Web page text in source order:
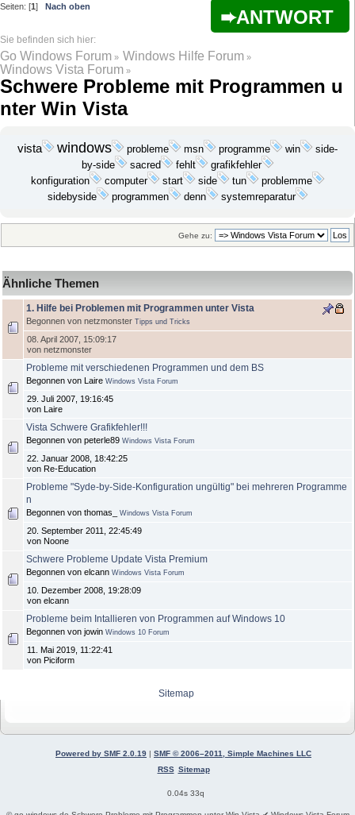
ANTWORT
Seiten: [1] Nach oben
Go Windows Forum » Windows Hilfe Forum »
Windows Vista Forum »
Schwere Probleme mit Programmen u
nter Win Vista
vista windows probleme msn programme win
side-
by-side
sacred fehlt
grafikfehler
konfiguration
computer start side tun
problemme
sidebyside
programmen denn systemreparatur
Gehe zu:
Ähnliche Themen
1. Hilfe bei Problemen mit Programmen unter Vista
Begonnen von netzmonster Tipps und Tricks
08. April 2007, 15:09:17
von netzmonster
Probleme mit verschiedenen Programmen und dem BS
Begonnen von Laire Windows Vista Forum
29. Juli 2007, 19:16:45
von Laire
Vista Schwere Grafikfehler!!!
Begonnen von peterle89 Windows Vista Forum
22. Januar 2008, 18:42:25
von Re-Education
Probleme "Syde-by-Side-Konfiguration ungültig" bei mehreren Programme
n
Begonnen von thomas_ Windows Vista Forum
20. September 2011, 22:45:49
von Noone
Schwere Probleme Update Vista Premium
Begonnen von elcann Windows Vista Forum
10. Dezember 2008, 19:28:09
von elcann
Probleme beim Intallieren von Programmen auf Windows 10
Begonnen von jowin Windows 10 Forum
11. Mai 2019, 11:22:41
von Piciform
Sitemap
Powered by SMF 2.0.19 | SMF © 2006–2011, Simple Machines LLC
RSS Sitemap
0.04s 33q